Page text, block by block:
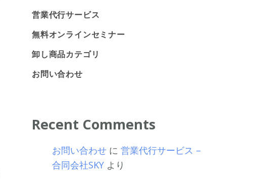
営業代行サービス
無料オンラインセミナー
卸し商品カテゴリ
お問い合わせ
Recent Comments
お問い合わせ に 営業代行サービス –
合同会社SKY より